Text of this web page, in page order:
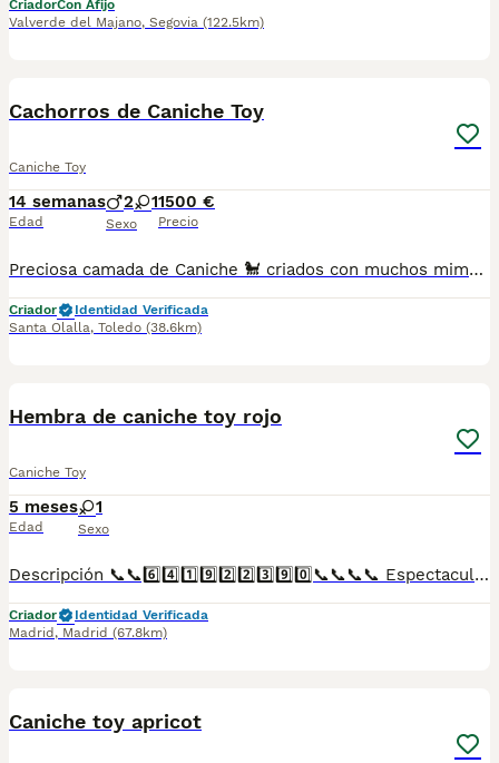
CriadorCon Afijo
Valverde del Majano, Segovia (122.5km)
Cachorros de Caniche Toy
Caniche Toy
14 semanas
Edad
2 1
Sexo
1500 €
Precio
Preciosa camada de Caniche 🐩 criados con muchos mimos y atenciones bajo supervisión de nuestros veterinarios. Se entregan con vacunación correspondiente a su edad desparasitados interna y externamente, chip ...ofrecemos asesoramiento para encontrar tu cachorro ideal. Se entregan a partir de los 2 meses de edad, contrato de compraventa con garantías viricas y congénitas. No dudes en pedir información o cita previa para visitarnos. Precio segun características del cachorro, color género tamaño...etc
Criador
Identidad Verificada
Santa Olalla, Toledo (38.6km)
Hembra de caniche toy rojo
Caniche Toy
5 meses
Edad
1
Sexo
Descripción 📞📞6️⃣4️⃣1️⃣9️⃣2️⃣2️⃣3️⃣9️⃣0️⃣📞📞📞📞 Espectaculares camadas de perritos de caniche toy nacionales descendientes de las mejores líneas de sangre. Disponibles tanto hembras como machos. Las camadas están bajo supervisión veterinaria desde su nacimiento hasta que son entregadas a su nueva familia. Criados por un equipo de profesionales y mejores personas que, con más de 20 años de experiencia , cuidan a los animales por vocación, aplicando una cría ética y responsable para que cada cachorro se desarrolle con la mejor salud y con un buen temperamento. Todos los cachorritos se entregan con unos dos meses y medio de edad y sus vacunas correspondientes, desparasitados interna y externamente, con certificado de salud, y garantía tanto por enfermedad vírica como congénito genética. Posibilidad de entregar en toda España mediante transporte propio preparado para animales y con chofer privado. Los precios pueden variar según las características y morfología de cada cachorro. Añádenos al whats app o llámanos, y encantados atenderemos todas tus dudas y consultas. Teléfono / Whats app: 641 92 23 90
Criador
Identidad Verificada
Madrid , Madrid (67.8km)
Caniche toy apricot